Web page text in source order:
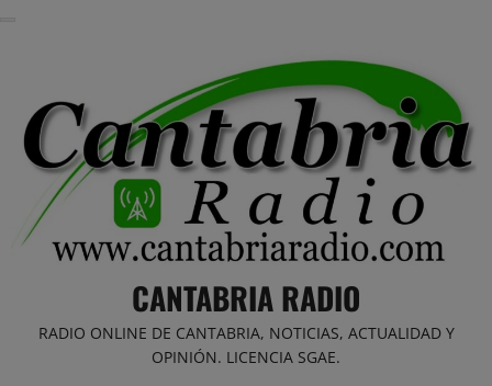
CANTABRIA RADIO
RADIO ONLINE DE CANTABRIA, NOTICIAS, ACTUALIDAD Y
OPINIÓN. LICENCIA SGAE.